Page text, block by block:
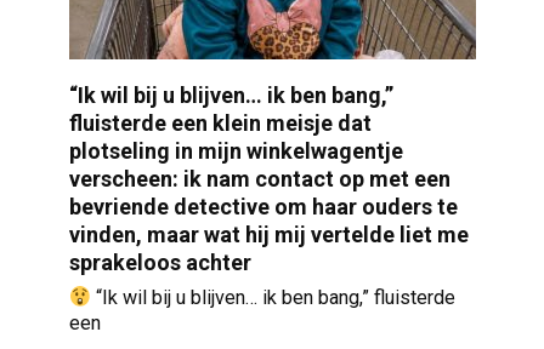
“Ik wil bij u blijven… ik ben bang,”
fluisterde een klein meisje dat
plotseling in mijn winkelwagentje
verscheen: ik nam contact op met een
bevriende detective om haar ouders te
vinden, maar wat hij mij vertelde liet me
sprakeloos achter
“Ik wil bij u blijven… ik ben bang,” fluisterde
een